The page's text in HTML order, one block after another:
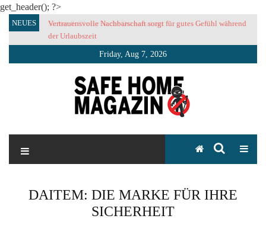
get_header(); ?>
SkipNEUES
Vertrauensvolle Nachbarschaft sorgt für gutes Gefühl während
der Urlaubszeit
Friday, Aug 7, 2026
SAFE HOME Magazin
DAITEM: DIE MARKE FÜR IHRE
SICHERHEIT